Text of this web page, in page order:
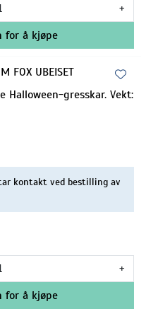
+
for å kjøpe
FOX UBEISET
gresskar. Vekt:
tar kontakt ved bestilling av
+
for å kjøpe